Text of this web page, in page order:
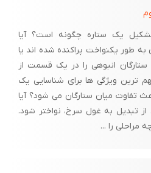
در نسبیت عام کلاسیکی بوسیله پنروز
اولیه جهان به وقوع می‌پیوندد، شروع
زیر اتمی نشان می‌دهد. نسبیت عام
چنین نقاطی عاجز می‌ماند.
کوانتمی را می‌طلبد که با گرانش
به تعیین شرایط اولیه حاکم بر
یک ستاره چگونه است؟ آیا
به طور یکنواخت پراکنده شده اند یا
انبوهی را در یک قسمت از
ترین ویژگی ها برای شناسایی یک
تفاوت میان ستارگان می شود؟ آیا
تبدیل به غول سرخ، نواختر شود.
مراحلی را ...